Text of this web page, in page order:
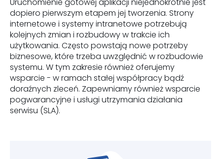
dopiero pierwszym etapem jej tworzenia. Strony
internetowe i systemy intranetowe potrzebują
kolejnych zmian i rozbudowy w trakcie ich
użytkowania. Często powstają nowe potrzeby
biznesowe, które trzeba uwzględnić w rozbudowie
systemu. W tym zakresie również oferujemy
wsparcie - w ramach stałej współpracy bądź
doraźnych zleceń. Zapewniamy również wsparcie
pogwarancyjne i usługi utrzymania działania
serwisu (SLA).